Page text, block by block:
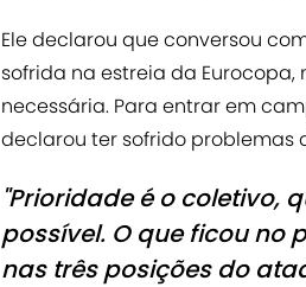
Ele declarou que conversou
sofrida na estreia da
necessária. Para entrar em
declarou ter sofrido
"Prioridade é o coletivo,
possível. O que ficou no
nas três posições do